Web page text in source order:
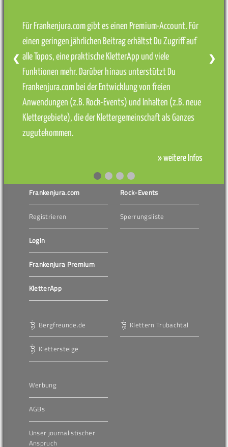
Für Frankenjura.com gibt es einen Premium-Account. Für
einen geringen jährlichen Beitrag erhältst Du Zugriff auf
alle Topos, eine praktische KletterApp und viele
Funktionen mehr. Darüber hinaus unterstützt Du
Frankenjura.com bei der Entwicklung von freien
Anwendungen (z.B. Rock-Events) und Inhalten (z.B. neue
Klettergebiete), die der Klettergemeinschaft als Ganzes
zugutekommen.
» weitere Infos
❮ ❯
Frankenjura.com
Registrieren
Login
Frankenjura Premium
KletterApp
Rock-Events
Sperrungsliste
Bergfreunde.de
Klettersteige
Klettern Trubachtal
Werbung
AGBs
Unser journalistischer
Anspruch